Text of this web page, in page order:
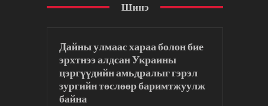
Шинэ
Дайны улмаас хараа болон бие
эрхтнээ алдсан Украины
цэргүүдийн амьдралыг гэрэл
зургийн төслөөр баримтжуулж
байна